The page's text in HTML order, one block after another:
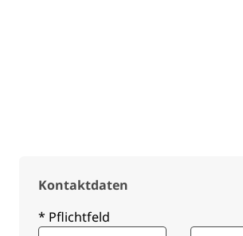
Kontaktdaten
* Pflichtfeld